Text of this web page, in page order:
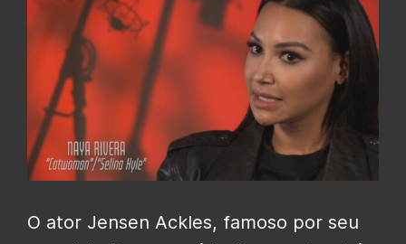
O ator Jensen Ackles, famoso por seu